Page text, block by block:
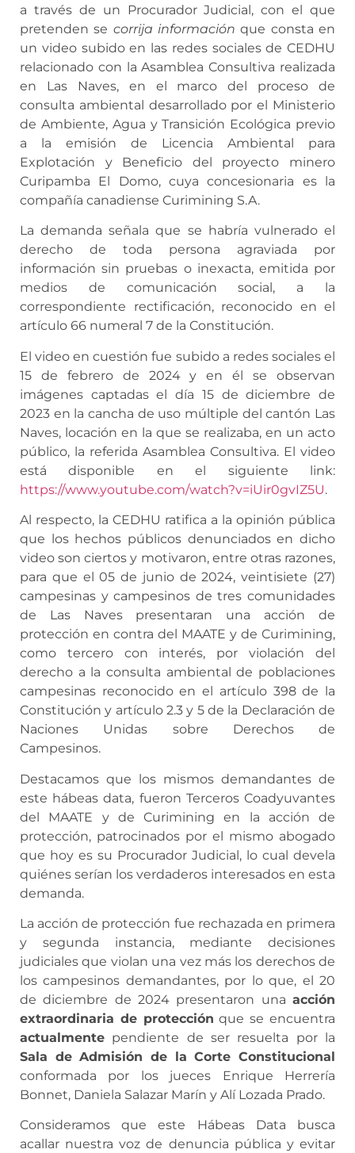
a través de un Procurador Judicial, con el que
pretenden se corrija información que consta en
un video subido en las redes sociales de CEDHU
relacionado con la Asamblea Consultiva realizada
en Las Naves, en el marco del proceso de
consulta ambiental desarrollado por el Ministerio
de Ambiente, Agua y Transición Ecológica previo
a la emisión de Licencia Ambiental para
Explotación y Beneficio del proyecto minero
Curipamba El Domo, cuya concesionaria es la
compañía canadiense Curimining S.A.
La demanda señala que se habría vulnerado el
derecho de toda persona agraviada por
información sin pruebas o inexacta, emitida por
medios de comunicación social, a la
correspondiente rectificación, reconocido en el
artículo 66 numeral 7 de la Constitución.
El video en cuestión fue subido a redes sociales el
15 de febrero de 2024 y en él se observan
imágenes captadas el día 15 de diciembre de
2023 en la cancha de uso múltiple del cantón Las
Naves, locación en la que se realizaba, en un acto
público, la referida Asamblea Consultiva. El video
está disponible en el siguiente link:
https://www.youtube.com/watch?v=iUir0gvIZ5U.
Al respecto, la CEDHU ratifica a la opinión pública
que los hechos públicos denunciados en dicho
video son ciertos y motivaron, entre otras razones,
para que el 05 de junio de 2024, veintisiete (27)
campesinas y campesinos de tres comunidades
de Las Naves presentaran una acción de
protección en contra del MAATE y de Curimining,
como tercero con interés, por violación del
derecho a la consulta ambiental de poblaciones
campesinas reconocido en el artículo 398 de la
Constitución y artículo 2.3 y 5 de la Declaración de
Naciones Unidas sobre Derechos de
Campesinos.
Destacamos que los mismos demandantes de
este hábeas data, fueron Terceros Coadyuvantes
del MAATE y de Curimining en la acción de
protección, patrocinados por el mismo abogado
que hoy es su Procurador Judicial, lo cual devela
quiénes serían los verdaderos interesados en esta
demanda.
La acción de protección fue rechazada en primera
y segunda instancia, mediante decisiones
judiciales que violan una vez más los derechos de
los campesinos demandantes, por lo que, el 20
de diciembre de 2024 presentaron una acción
extraordinaria de protección que se encuentra
actualmente pendiente de ser resuelta por la
Sala de Admisión de la Corte Constitucional
conformada por los jueces Enrique Herrería
Bonnet, Daniela Salazar Marín y Alí Lozada Prado.
Consideramos que este Hábeas Data busca
acallar nuestra voz de denuncia pública y evitar